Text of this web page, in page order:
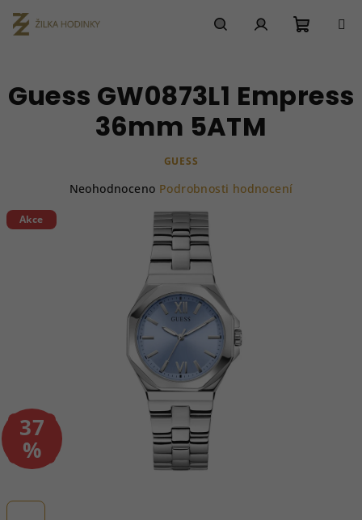
na
obsah
košík
Guess GW0873L1 Empress
36mm 5ATM
GUESS
produktu
Neohodnoceno Podrobnosti hodnocení
Akce
37
%